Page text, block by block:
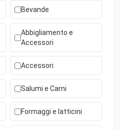
Bevande
Abbigliamento e
Accessori
Accessori
Salumi e Carni
Formaggi e latticini